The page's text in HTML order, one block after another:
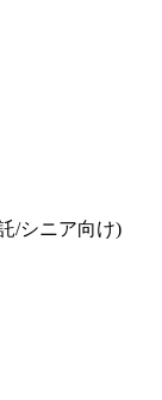
/シニア向け)